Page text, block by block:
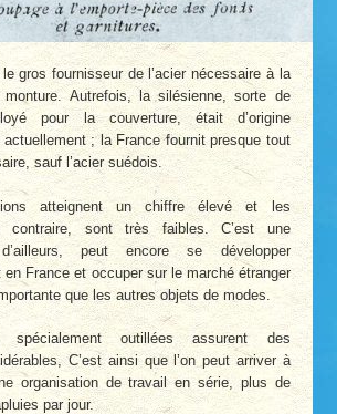
gros fournisseur de l’acier nécessaire à la
Autrefois, la silésienne, sorte de
pour la couverture, était d’origine
; la France fournit presque tout
sauf l’acier suédois.
atteignent un chiffre élevé et les
contraire, sont très faibles. C’est une
peut encore se développer
en France et occuper sur le marché étranger
que les autres objets de modes.
spécialement outillées assurent des
C’est ainsi que l’on peut arriver à
organisation de travail en série, plus de
par jour.